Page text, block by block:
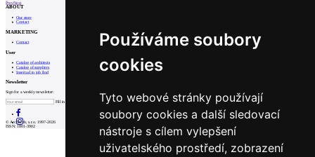
Používáme soubory
cookies
Tyto webové stránky používají
soubory cookies a další sledovací
nástroje s cílem vylepšení
uživatelského prostředí, zobrazení
PrevNext
ABOUT
Our store
Contact
MARKETING
Contact
User
Catalog of architects
Catalog of suppliers
Insert ad to job find
Newsletter
Sign for a weekly newsletter:
Fill in „nospam“
© Archiweb, s.r.o. 1997-2026
ISSN: 1801-3902